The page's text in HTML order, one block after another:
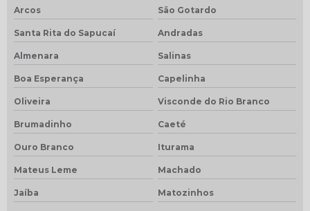
Arcos São Gotardo
Santa Rita do Sapucaí Andradas
Almenara Salinas
Boa Esperança Capelinha
Oliveira Visconde do Rio Branco
Brumadinho Caeté
Ouro Branco Iturama
Mateus Leme Machado
Jaíba Matozinhos